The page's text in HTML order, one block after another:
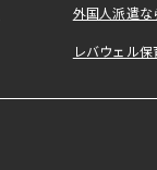
外国人派遣な
レバウェル